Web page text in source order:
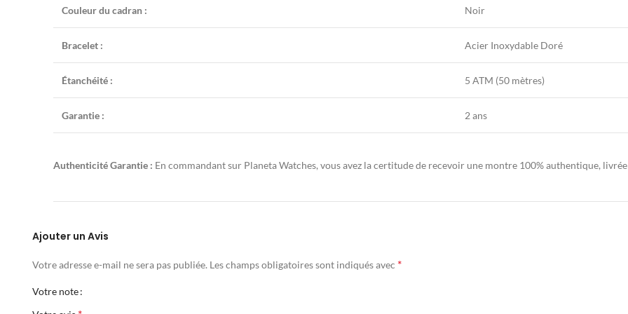
Couleur du cadran : Noir
Bracelet : Acier Inoxydable Doré
Étanchéité : 5 ATM (50 mètres)
Garantie : 2 ans
Authenticité Garantie : En commandant sur Planeta Watches, vous avez la certitude de recevoir une montre 100% authentique,
Ajouter un Avis
Votre adresse e-mail ne sera pas publiée. Les champs obligatoires sont indiqués avec *
Votre note